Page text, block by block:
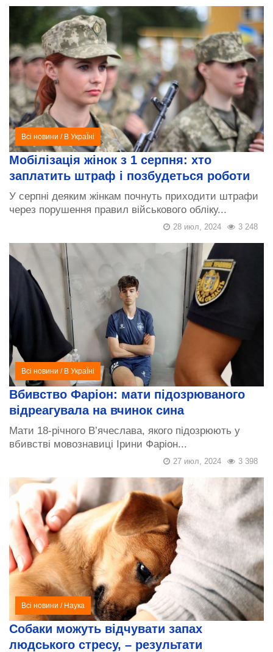
Всі новини / В УкраЇні
Мобілізація жінок з 1 серпня: хто
заплатить штраф і позбудеться роботи
У серпні деяким жінкам почнуть приходити штрафи
через порушення правил військового обліку...
3 248
28 июл, 2024
Всі новини / В УкраЇні
Вбивство Фаріон: мати підозрюваного
відреагувала на вчинок сина
Мати 18-річного В’ячеслава, якого підозрюють у
вбивстві мовознавиці Ірини Фаріон...
3 398
27 июл, 2024
Всі новини / Наука
Собаки можуть відчувати запах
людського стресу, – результати